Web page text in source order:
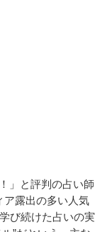
」と評判の占い師
ア露出の多い人気
び続けた占いの実